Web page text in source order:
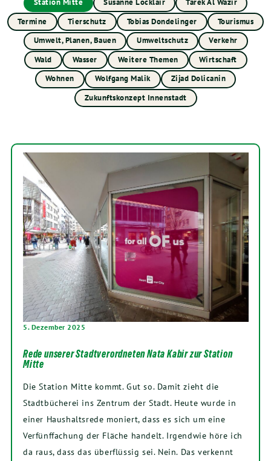
Station Mitte
Susanne Locklair
Tarek Al Wazir
Termine
Tierschutz Tobias Dondelinger
Tourismus
Umwelt, Planen, Bauen
Umweltschutz
Verkehr
Wald
Wasser Weitere Themen
Wirtschaft
Wohnen
Wolfgang Malik
Zijad Dolicanin
Zukunftskonzept Innenstadt
5. Dezember 2025
Rede unserer Stadtverordneten Nata Kabir zur Station
Mitte
Die Station Mitte kommt. Gut so. Damit zieht die
Stadtbücherei ins Zentrum der Stadt. Heute wurde in
einer Haushaltsrede moniert, dass es sich um eine
Verfünffachung der Fläche handelt. Irgendwie höre ich
da raus, dass das überflüssig sei. Nein. Das verkennt